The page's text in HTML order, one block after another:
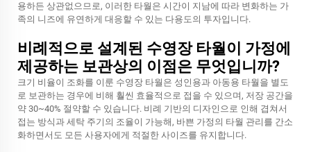
용하든 상관없으므로, 이러한 타월은 시간이 지남에 따라 변화하는 가
족의 니즈에 유연하게 대응할 수 있는 다용도의 투자입니다.
비례적으로 설계된 수영장 타월이 가정에
제공하는 보관상의 이점은 무엇입니까?
크기 비율이 조화를 이룬 수영장 타월은 성인용과 아동용 타월을 별도
로 보관하는 경우에 비해 훨씬 효율적으로 접을 수 있으며, 저장 공간을
약 30~40% 절약할 수 있습니다. 비례 기반의 디자인으로 인해 겹쳐서
접는 방식과 세탁 주기의 조율이 가능해, 바쁜 가정의 타월 관리를 간소
화하면서도 모든 사용자에게 적절한 사이즈를 유지합니다.